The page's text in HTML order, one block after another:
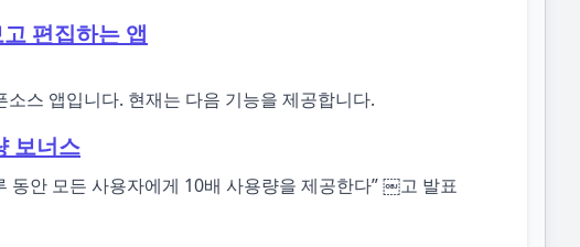
편집하는 앱
스 앱입니다. 현재는 다음 기능을 제공합니다.
보너스
안 모든 사용자에게 10배 사용량을 제공한다” ￼고 발표